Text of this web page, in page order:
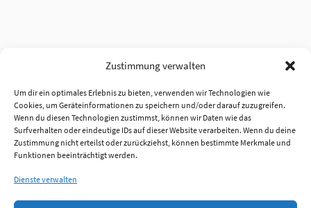
Zustimmung verwalten
Um dir ein optimales Erlebnis zu bieten, verwenden wir Technologien wie
Cookies, um Geräteinformationen zu speichern und/oder darauf zuzugreifen.
Wenn du diesen Technologien zustimmst, können wir Daten wie das
Surfverhalten oder eindeutige IDs auf dieser Website verarbeiten. Wenn du deine
Zustimmung nicht erteilst oder zurückziehst, können bestimmte Merkmale und
Funktionen beeinträchtigt werden.
Dienste verwalten